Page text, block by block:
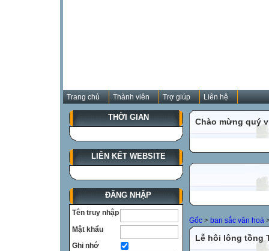
Trang chủ Thành viên Trợ giúp Liên hệ
THỜI GIAN
LIÊN KẾT WEBSITE
ĐĂNG NHẬP
Tên truy nhập
Mật khẩu
Ghi nhớ
Chào mừng quý
Gốc > ban sắc văn hoá
Lễ hôi lông tồng